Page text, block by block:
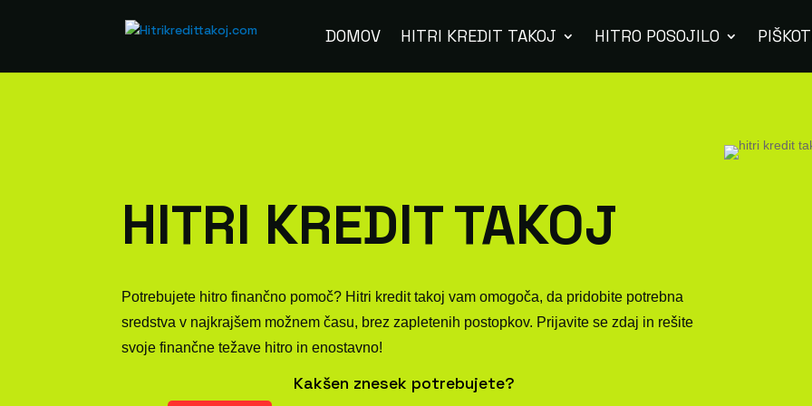
DOMOV HITRI KREDIT TAKOJ HITRO POSOJILO
HITRI KREDIT TAKOJ
Potrebujete hitro finančno pomoč? Hitri kredit takoj vam omogoča, da pridobite potrebna
sredstva v najkrajšem možnem času, brez zapletenih postopkov. Prijavite se zdaj in rešite
svoje finančne težave hitro in enostavno!
Kakšen znesek potrebujete?